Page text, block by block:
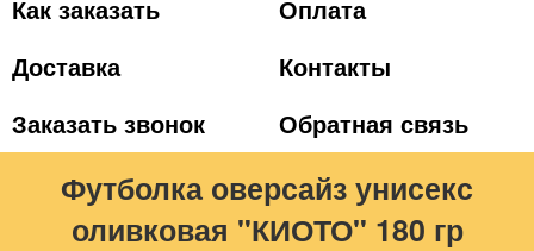
Как заказать
Оплата
Доставка
Контакты
Заказать звонок
Обратная связь
Футболка оверсайз унисекс
оливковая "КИОТО" 180 гр